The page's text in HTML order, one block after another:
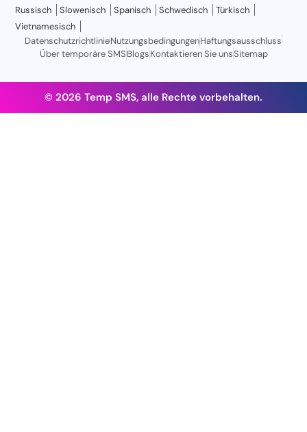
Russisch
Slowenisch Spanisch Schwedisch
Türkisch
Vietnamesisch
DatenschutzrichtlinieNutzungsbedingungenHaftungsausschluss
Über temporäre SMSBlogsKontaktieren Sie unsSitemap
© 2026 Temp SMS, alle Rechte vorbehalten.